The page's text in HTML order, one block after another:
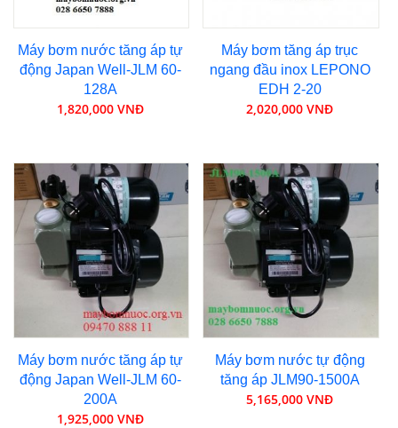
Máy bơm nước tăng áp tự
động Japan Well-JLM 60-
128A
1,820,000 VNĐ
Máy bơm tăng áp trục
ngang đầu inox LEPONO
EDH 2-20
2,020,000 VNĐ
Máy bơm nước tăng áp tự
động Japan Well-JLM 60-
200A
1,925,000 VNĐ
Máy bơm nước tự động
tăng áp JLM90-1500A
5,165,000 VNĐ